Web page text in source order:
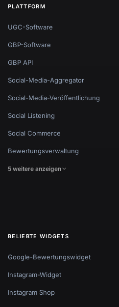
PLATTFORM
UGC-Software
GBP-Software
GBP API
Social-Media-Aggregator
Social-Media-Veröffentlichung
Social Listening
Social Commerce
Bewertungsverwaltung
5 weitere anzeigen
BELIEBTE WIDGETS
Google-Bewertungswidget
Instagram-Widget
Instagram Shop